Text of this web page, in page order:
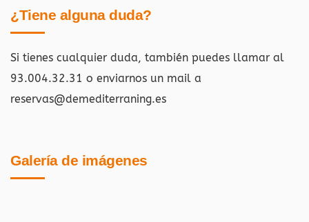
¿Tiene alguna duda?
Si tienes cualquier duda, también puedes llamar al
93.004.32.31 o enviarnos un mail a
reservas@demediterraning.es
Galería de imágenes